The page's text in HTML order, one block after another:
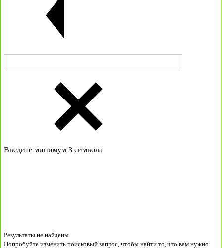
Введите минимум 3 символа
Результаты не найдены
Попробуйте изменить поисковый запрос, чтобы найти то, что вам нужно.